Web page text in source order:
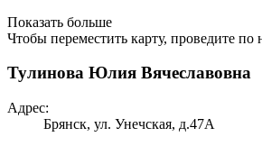
Показать больше
Чтобы переместить карту, проведите по
Тулинова Юлия Вячеславовна
Адрес:
Брянск, ул. Унечская, д.47А